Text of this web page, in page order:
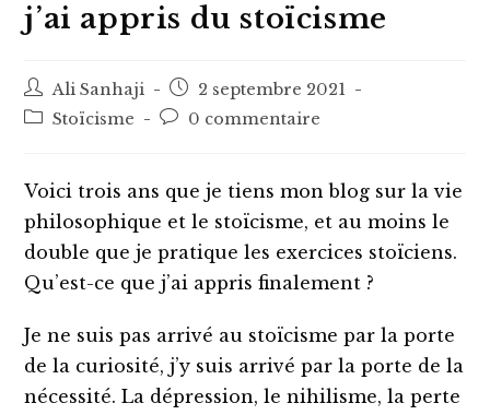
j’ai appris du stoïcisme
Auteur/autrice
de
Ali Sanhaji
Post
published:
2 septembre 2021
PostStoïcisme
Post0 commentaire
Voici trois ans que je tiens mon blog sur la vie
philosophique et le stoïcisme, et au moins le
double que je pratique les exercices stoïciens.
Qu’est-ce que j’ai appris finalement ?
Je ne suis pas arrivé au stoïcisme par la porte
de la curiosité, j’y suis arrivé par la porte de la
nécessité. La dépression, le nihilisme, la perte